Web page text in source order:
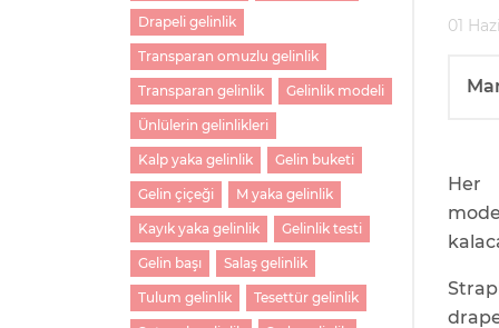
Drapeli gelinlik
Transparan omuzlu gelinlik
Transparan gelinlik Gelinlik modeli
Ünlülerin gelinlikleri
Kalp yaka gelinlik Gelin buketi
Gelin çiçeği M yaka gelinlik
Kayık yaka gelinlik Gelinlik testi
Gelin başı Salaş gelinlik
Tulum gelinlik Tesettür gelinlik
01
Her